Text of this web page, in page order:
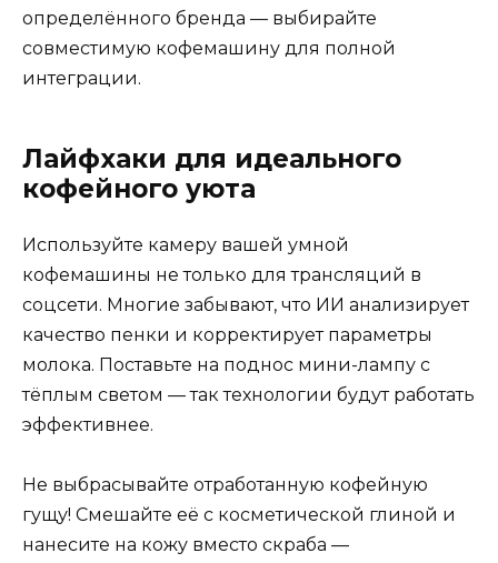
определённого бренда — выбирайте
совместимую кофемашину для полной
интеграции.
Лайфхаки для идеального
кофейного уюта
Используйте камеру вашей умной
кофемашины не только для трансляций в
соцсети. Многие забывают, что ИИ анализирует
качество пенки и корректирует параметры
молока. Поставьте на поднос мини-лампу с
тёплым светом — так технологии будут работать
эффективнее.
Не выбрасывайте отработанную кофейную
гущу! Смешайте её с косметической глиной и
нанесите на кожу вместо скраба —